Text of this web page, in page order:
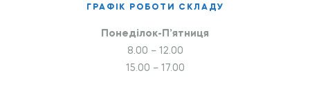
ГРАФІК РОБОТИ СКЛАДУ
Понеділок-П’ятниця
8.00 – 12.00
15.00 – 17.00